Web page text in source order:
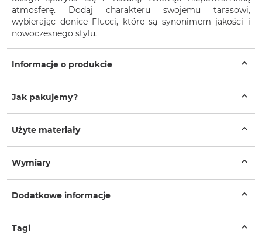
atmosferę. Dodaj charakteru swojemu tarasowi,
wybierając donice Flucci, które są synonimem jakości i
nowoczesnego stylu.
Informacje o produkcie
Jak pakujemy?
Użyte materiały
Wymiary
Dodatkowe informacje
Tagi